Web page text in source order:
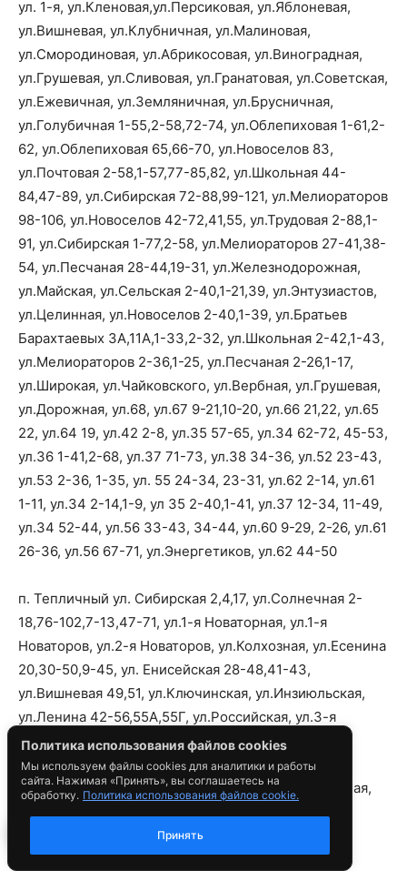
Политика использования файлов cookies
Мы используем файлы cookies для аналитики и работы
сайта. Нажимая «Принять», вы соглашаетесь на
обработку. Политика использования файлов cookie.
Принять